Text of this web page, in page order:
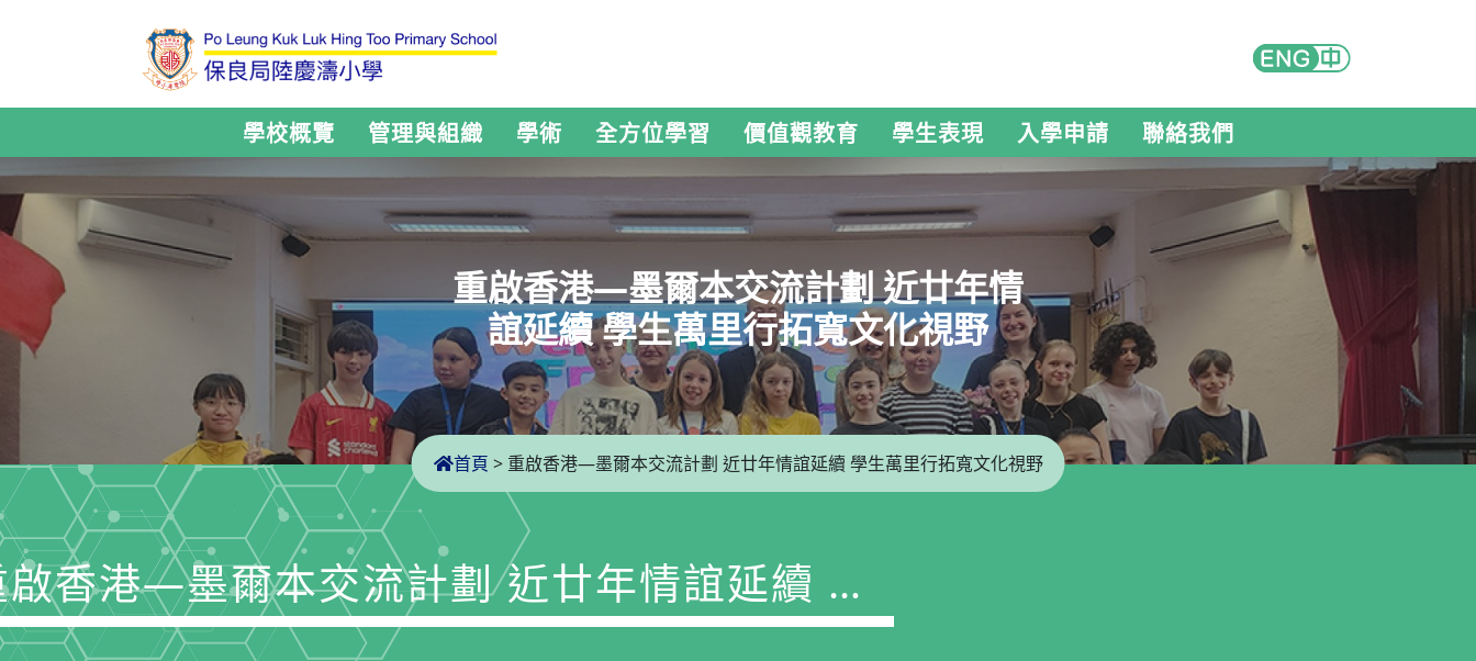
學校概覽 管理與組織 學術 全方位學習 價值觀教育 學生表現 入學申請 聯絡我們
重啟香港—墨爾本交流計劃 近廿年情
誼延續 學生萬里行拓寬文化視野
首頁 > 重啟香港—墨爾本交流計劃 近廿年情誼延續 學生萬里行拓寬文化視野
香港—墨爾本交流計劃 近廿年情誼延續 學
生萬里行拓寬文化視野